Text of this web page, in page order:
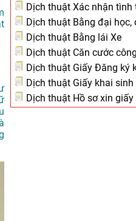
Dịch thuật Xác nhận tình
Dịch thuật Bằng đại học,
Dịch thuật Bằng lái Xe
Dịch thuật Căn cước
Dịch thuật Giấy Đăng ký
Dịch thuật Giấy khai sinh
Dịch thuật Hồ sơ xin